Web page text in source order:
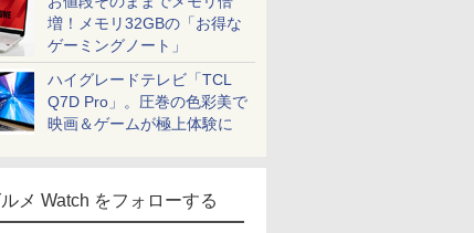
増！メモリ32GBの「お得な
ゲーミングノート」
ハイグレードテレビ「TCL
Q7D Pro」。圧巻の色彩美で
映画＆ゲームが極上体験に
メ Watch をフォローする